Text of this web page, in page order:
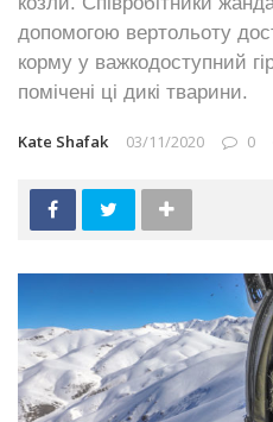
допомогою вертольоту
корму у важкодоступний
помічені ці дикі тварини.
Kate Shafak 03/11/2020 0